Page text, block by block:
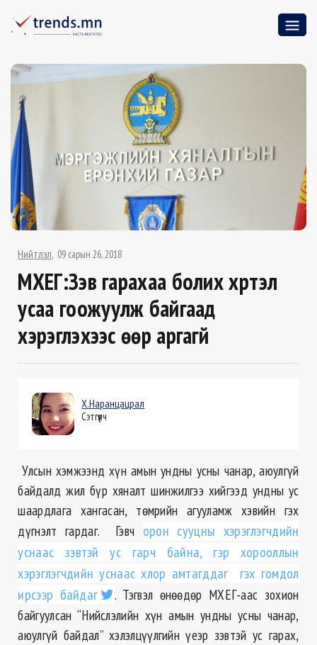
Нийтлэл 09 сарын 26, 2018
МХЕГ:Зэв гарахаа болих хүртэл
усаа гоожуулж байгаад
хэрэглэхээс өөр аргагүй
Х.Наранцацрал
Сэтгүүлч
Улсын хэмжээнд хүн амын ундны усны чанар, аюулгүй
байдалд жил бүр хяналт шинжилгээ хийгээд ундны ус
шаардлага хангасан, төмрийн агууламж хэвийн гэх
дүгнэлт гардаг. Гэвч орон сууцны хэрэглэгчдийн
уснаас зэвтэй ус гарч байна, гэр хорооллын
хэрэглэгчдийн уснаас хлор амтагддаг гэх гомдол
ирсээр байдаг
. Тэгвэл өнөөдөр МХЕГ-аас зохион
байгуулсан “Нийслэлийн хүн амын ундны усны чанар,
аюулгүй байдал” хэлэлцүүлгийн үеэр зэвтэй ус гарах,